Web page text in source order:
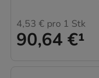
90,64 €¹
4,53 € pro 1 Stk